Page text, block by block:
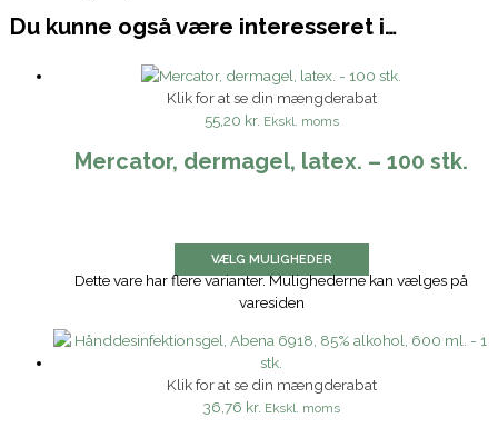
Du kunne også være interesseret i…
Klik for at se din mængderabat
55,20 kr. Ekskl. moms
Mercator, dermagel, latex. – 100 stk.
VÆLG MULIGHEDER
Dette vare har flere varianter. Mulighederne kan vælges på
varesiden
Klik for at se din mængderabat
36,76 kr. Ekskl. moms